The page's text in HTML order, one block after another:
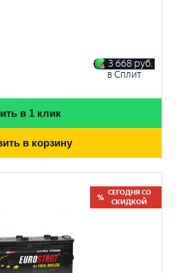
3 668 руб.
в Сплит
в 1 клик
в корзину
СЕГОДНЯ СО
СКИДКОЙ